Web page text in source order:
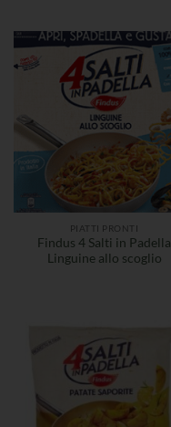
PIATTI PRONTI
Findus 4 Salti in Padella
Linguine allo scoglio